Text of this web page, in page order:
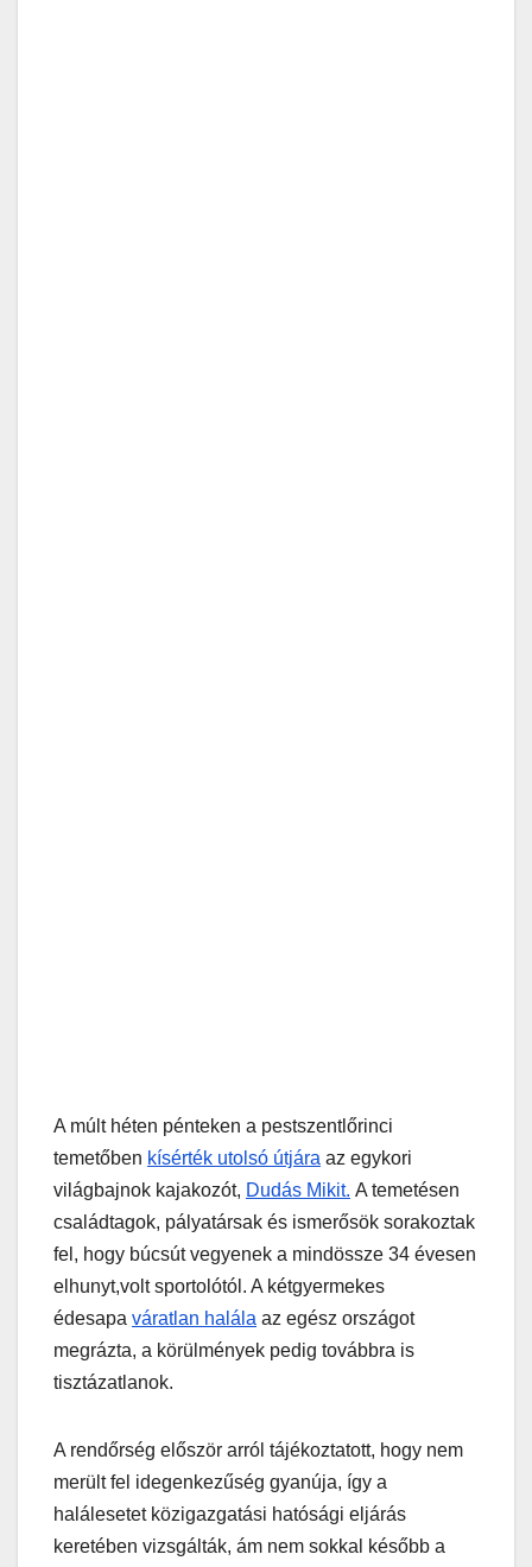
A múlt héten pénteken a pestszentlőrinci
temetőben kísérték utolsó útjára az egykori
világbajnok kajakozót, Dudás Mikit. A temetésen
családtagok, pályatársak és ismerősök sorakoztak
fel, hogy búcsút vegyenek a mindössze 34 évesen
elhunyt,volt sportolótól. A kétgyermekes
édesapa váratlan halála az egész országot
megrázta, a körülmények pedig továbbra is
tisztázatlanok.
A rendőrség először arról tájékoztatott, hogy nem
merült fel idegenkezűség gyanúja, így a
halálesetet közigazgatási hatósági eljárás
keretében vizsgálták, ám nem sokkal később a